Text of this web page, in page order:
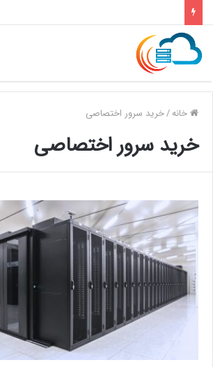
خانه/خرید سرور اختصاصی
خرید سرور اختصاصی